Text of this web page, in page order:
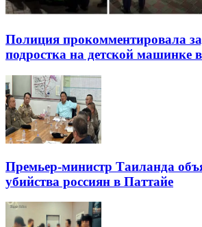
Полиция прокомментировала
подростка на детской машинке
Премьер-министр Таиланда
убийства россиян в Паттайе